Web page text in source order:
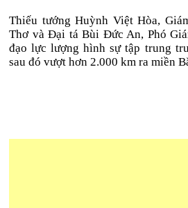
Thiếu tướng Huỳnh Việt Hòa,
Thơ và Đại tá Bùi Đức An, Phó
đạo lực lượng hình sự tập trung
sau đó vượt hơn 2.000 km ra miền